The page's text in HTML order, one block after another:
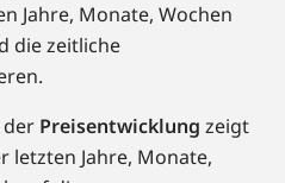
Jahre, Monate, Wochen
die zeitliche
der Preisentwicklung zeigt
letzten Jahre, Monate,